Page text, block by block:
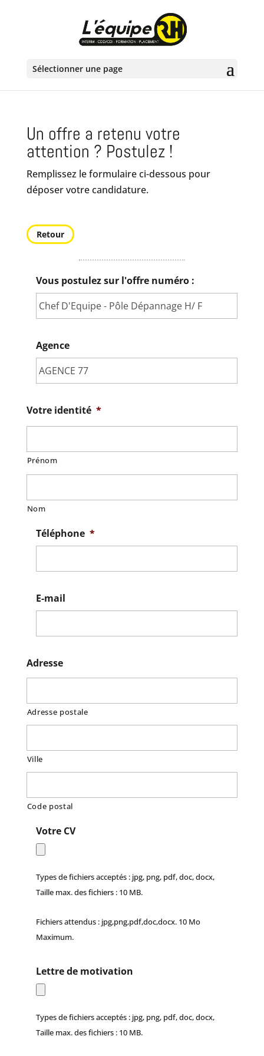
Sélectionner une page
Un offre a retenu votre
attention ? Postulez !
Remplissez le formulaire ci-dessous pour
déposer votre candidature.
Retour
Vous postulez sur l'offre numéro :
Agence
Votre identité *
Prénom
Nom
Téléphone *
E-mail
Adresse
Adresse postale
Ville
Code postal
Votre CV
Types de fichiers acceptés : jpg, png, pdf, doc, docx,
Taille max. des fichiers : 10 MB.
Fichiers attendus : jpg,png,pdf,doc,docx. 10 Mo
Maximum.
Lettre de motivation
Types de fichiers acceptés : jpg, png, pdf, doc, docx,
Taille max. des fichiers : 10 MB.